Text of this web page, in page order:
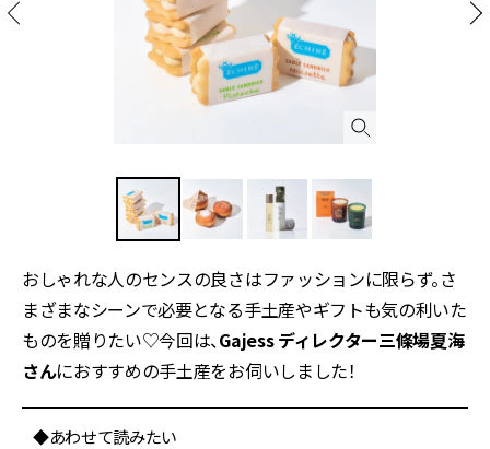
おしゃれな人のセンスの良さはファッションに限らず。さ
まざまなシーンで必要となる手土産やギフトも気の利いた
ものを贈りたい♡今回は、Gajess ディレクター三條場夏海
さんにおすすめの手土産をお伺いしました！
◆あわせて読みたい